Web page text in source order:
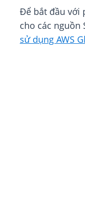
Để bắt đầu với
cho các nguồn
sử dụng AWS